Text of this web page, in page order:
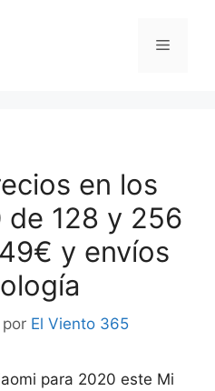
Menú
en los
de 128 y 256
y envíos
por El Viento 365
para 2020 este Mi